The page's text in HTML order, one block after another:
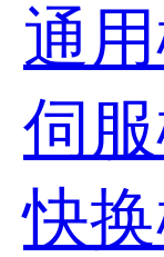
通
伺
快